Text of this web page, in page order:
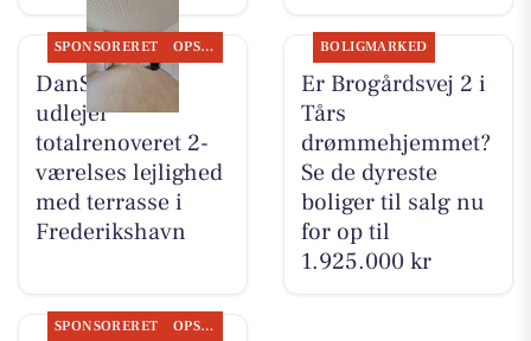
SPONSORERET OPSLAGSTAVLEN
DanSeb ApS
udlejer
totalrenoveret 2-
værelses lejlighed
med terrasse i
Frederikshavn
BOLIGMARKED
Er Brogårdsvej 2 i
Tårs
drømmehjemmet?
Se de dyreste
boliger til salg nu
for op til
1.925.000 kr
SPONSORERET OPSLAGSTAVLEN